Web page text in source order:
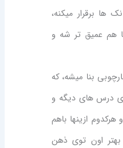
ها برقرار میکنه،
هم عمیق تر شه و
بنا میشه، که
درس های دیگه و
ازینها باهم
اون توی ذهن